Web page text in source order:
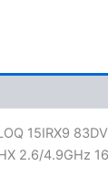
15IRX9
2.6/4.9GHz